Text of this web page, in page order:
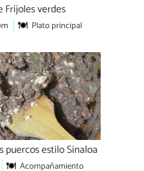
Frijoles verdes
Plato principal
puercos estilo Sinaloa
Acompañamiento